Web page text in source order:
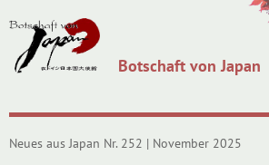
Botschaft von Japan
Neues aus Japan Nr. 252 | November 2025